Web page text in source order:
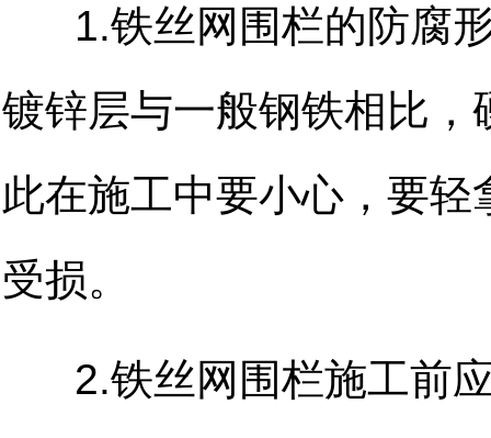
1.铁丝网围栏的防腐
镀锌层与一般钢铁相比
此在施工中要小心，要
受损。
2.铁丝网围栏施工前应